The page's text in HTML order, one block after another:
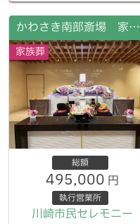
かわさき南部斎場 家族葬
家族葬
総額
495,000 円
執行営業所
川崎市民セレモニー